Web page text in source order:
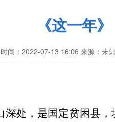
《这一年》
时间：2022-07-13 16:06 来源：未
处，是国定贫困县